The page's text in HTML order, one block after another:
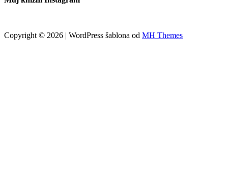
Copyright © 2026 | WordPress šablona od MH Themes